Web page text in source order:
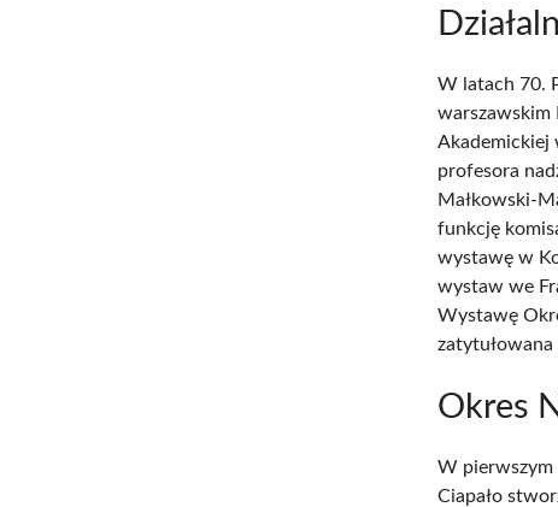
W latach 70.
warszawskim
Akademickiej
profesora
Małkowski-
funkcję
wystawę w
wystaw we
Wystawę
zatytułowana
Okres
W pierwszym
Ciapało